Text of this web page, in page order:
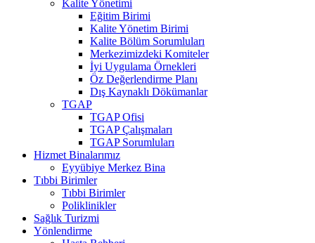
Kalite Yönetimi
Eğitim Birimi
Kalite Yönetim Birimi
Kalite Bölüm Sorumluları
Merkezimizdeki Komiteler
İyi Uygulama Örnekleri
Öz Değerlendirme Planı
Dış Kaynaklı Dökümanlar
TGAP
TGAP Ofisi
TGAP Çalışmaları
TGAP Sorumluları
Hizmet Binalarımız
Eyyübiye Merkez Bina
Tıbbi Birimler
Tıbbi Birimler
Poliklinikler
Sağlık Turizmi
Yönlendirme